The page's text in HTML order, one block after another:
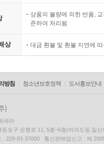
상품의 불량에 의한 반품,
준하여 처리됨
상 대금 환불 및 환불 지연에
방침 청소년보호정책 도서홍보안내
세라
등포구 은행로 11, 5층~6층(여의도동,일신
: 229-81-37000 통신판매업신고 : 제